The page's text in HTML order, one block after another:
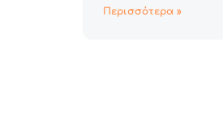
Περισσότερα »